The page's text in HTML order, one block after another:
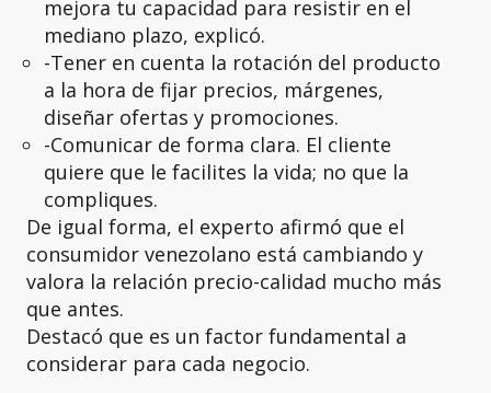
mejora tu capacidad para resistir en el
mediano plazo, explicó.
-Tener en cuenta la rotación del producto
a la hora de fijar precios, márgenes,
diseñar ofertas y promociones.
-Comunicar de forma clara. El cliente
quiere que le facilites la vida; no que la
compliques.
De igual forma, el experto afirmó que el
consumidor venezolano está cambiando y
valora la relación precio-calidad mucho más
que antes.
Destacó que es un factor fundamental a
considerar para cada negocio.